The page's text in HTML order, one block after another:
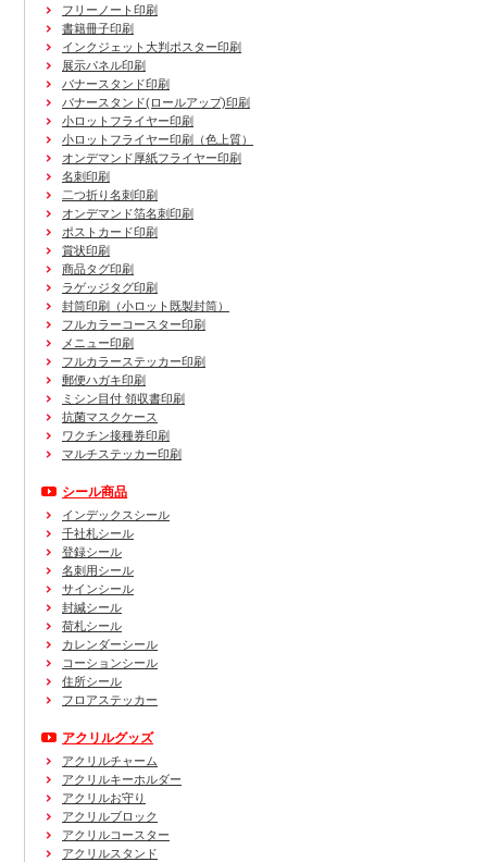
フリーノート印刷
書籍冊子印刷
インクジェット大判ポスター印刷
展示パネル印刷
バナースタンド印刷
バナースタンド(ロールアップ)印刷
小ロットフライヤー印刷
小ロットフライヤー印刷（色上質）
オンデマンド厚紙フライヤー印刷
名刺印刷
二つ折り名刺印刷
オンデマンド箔名刺印刷
ポストカード印刷
賞状印刷
商品タグ印刷
ラゲッジタグ印刷
封筒印刷
（小ロット既製封筒）
フルカラーコースター印刷
メニュー印刷
フルカラーステッカー印刷
郵便ハガキ印刷
ミシン目付 領収書印刷
抗菌マスクケース
ワクチン接種券印刷
マルチステッカー印刷
シール商品
インデックスシール
千社札シール
登録シール
名刺用シール
サインシール
封緘シール
荷札シール
カレンダーシール
コーションシール
住所シール
フロアステッカー
アクリルグッズ
アクリルチャーム
アクリルキーホルダー
アクリルお守り
アクリルブロック
アクリルコースター
アクリルスタンド